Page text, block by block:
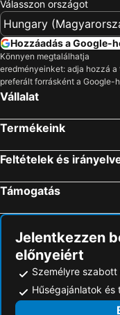
Válasszon országot
Hozzáadás a Google-
Könnyen megtalálhatja
eredményeinket: adja hozzá a
preferált forrásként a Google-
Vállalat
Termékeink
Feltételek és
Támogatás
Jelentkezzen
előnyeiért
Személyre szabott
Hűségajánlatok és